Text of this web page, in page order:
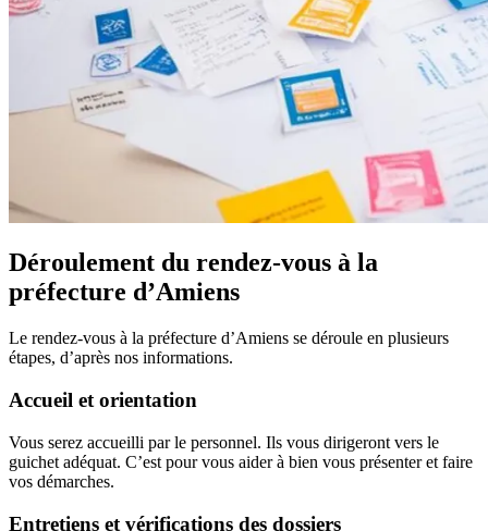
Déroulement du rendez-vous à la
préfecture d’Amiens
Le rendez-vous à la préfecture d’Amiens se déroule en plusieurs
étapes, d’après nos informations.
Accueil et orientation
Vous serez accueilli par le personnel. Ils vous dirigeront vers le
guichet adéquat. C’est pour vous aider à bien vous présenter et faire
vos démarches.
Entretiens et vérifications des dossiers